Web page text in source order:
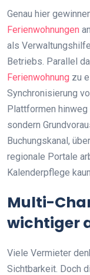
Genau hier
Ferienwohnungen
als
Betriebs. Parallel
Ferienwohnung zu
Synchronisierung
Plattformen
sondern
Buchungskanal,
regionale Portale
Kalenderpflege
Multi-
wichtiger
Viele Vermieter
Sichtbarkeit. Doch